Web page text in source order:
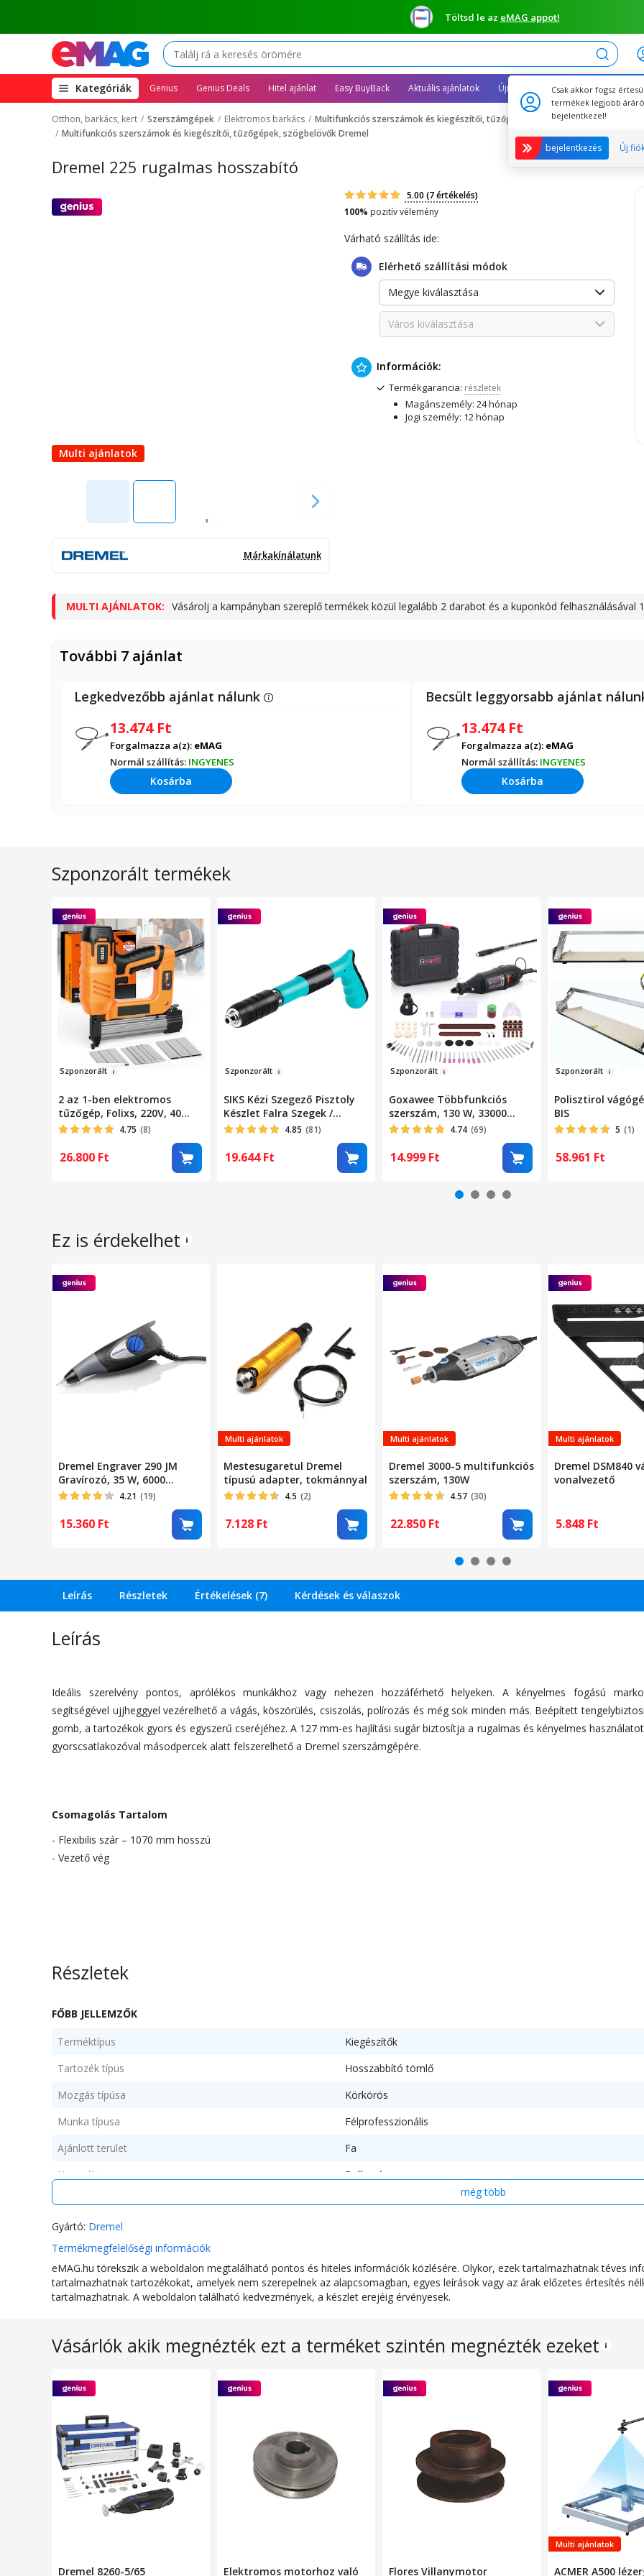
Töltsd le az eMAG appot!
Keresés
Kategóriák(open
megamenu)
Genius Genius Deals Hitel ajánlat Easy BuyBack Aktuális ajánlatok Újracsomagolt termékek
Otthon, barkács, kert Szerszámgépek Elektromos barkács
Multifunkciós szerszámok és kiegészítői, tűzőgépek, szögbelövők
Multifunkciós szerszámok és kiegészítői, tűzőgépek, szögbelövők Dremel
Dremel 225 rugalmas hosszabító
Multi ajánlatok
video Márkakínálatunk
5.00 (7 értékelés)
100% pozitív vélemény
Várható szállítás ide:
Elérhető szállítási módok
Megye kiválasztása
Város kiválasztása
Információk:
Termékgarancia: részletek
Magánszemély: 24 hónap
Jogi személy: 12 hónap
MULTI AJÁNLATOK: Vásárolj a kampányban szereplő termékek közül legalább 2 darabot és a kuponkód felhasználásával
További 7 ajánlat
Legkedvezőbb ajánlat nálunk
13.474 Ft
Forgalmazza a(z): eMAG
Normál szállítás: INGYENES
Kosárba
Becsült leggyorsabb ajánlat
13.474 Ft
Forgalmazza a(z): eMAG
Normál szállítás: INGYENES
Kosárba
Szponzorált termékek
Szponzorált
2 az 1-ben elektromos
tűzőgép, Folixs, 220V, 40
kapocs/perc, négyfokozatú
intenzitásállítás, biztonsági
zár, 2000 kapoccsal és 1000
4.75 (8)
26.800 Ft
Szponzorált
SIKS Kézi Szegező Pisztoly
Készlet Falra Szegek /
Szegecsek Rögzítéséhez, 30
Kaliber, Pneumatikus,
4.85 (81)
19.644Ft
Szponzorált
Goxawee Többfunkciós
szerszám, 130 W, 33000
ford./perc, 140 tartozék
4.74 (69)
14.999 Ft
Szponzorált
Polisztirol
BIS
5 (1)
58.961 Ft
Ez is érdekelhet
Dremel Engraver 290 JM
Gravírozó, 35 W, 6000
ford/perc
4.21 (19)
15.360 Ft
Multi ajánlatok
Mestesugaretul Dremel
típusú adapter, tokmánnyal
4.5 (2)
7.128 Ft
Multi ajánlatok
Dremel 3000-5 multifunkciós
szerszám, 130W
4.57 (30)
22.850 Ft
Multi ajánlatok
Dremel DSM840
vonalvezető
5.848 Ft
Leírás Részletek Értékelések (7) Kérdések és válaszok
Leírás
Ideális szerelvény pontos, aprólékos munkákhoz vagy nehezen hozzáférhető helyeken. A kényelmes fogású
segítségével ujjheggyel vezérelhető a vágás, köszörülés, csiszolás, polírozás és még sok minden más. Beépített
gomb, a tartozékok gyors és egyszerű cseréjéhez. A 127 mm-es hajlítási sugár biztosítja a rugalmas és kényelmes
gyorscsatlakozóval másodpercek alatt felszerelhető a Dremel szerszámgépére.
Csomagolás Tartalom
- Flexibilis szár – 1070 mm hosszú
- Vezető vég
Részletek
FŐBB JELLEMZŐK
Terméktípus
Kiegészítők
Tartozék típus
Hosszabbító tömlő
Mozgás típúsa
Körkörös
Munka típusa
Félprofesszionális
Ajánlott terület
Fa
Használat
Polírozásra
Fűrészelés
Darabszám/szett
Szín
Szürke
Csomag tartalma
1 x Multifunkciós szerszám
MÉRETEK
még több
Gyártó: Dremel
Termékmegfelelőségi információk
eMAG.hu törekszik a weboldalon megtalálható pontos és hiteles információk közlésére. Olykor, ezek tartalmazhatnak téves
tartalmazhatnak tartozékokat, amelyek nem szerepelnek az alapcsomagban, egyes leírások vagy az árak előzetes értesítés
tartalmazhatnak. A weboldalon található kedvezmények, a készlet erejéig érvényesek.
Vásárlók akik megnézték ezt a terméket szintén megnézték ezeket
Dremel 8260-5/65 Elektromos motorhoz való Flores Villanymotor
Multi ajánlatok
ACMER A500
Csak akkor fogsz
termékek legjobb
bejelentkezel!
bejelentkezés Új